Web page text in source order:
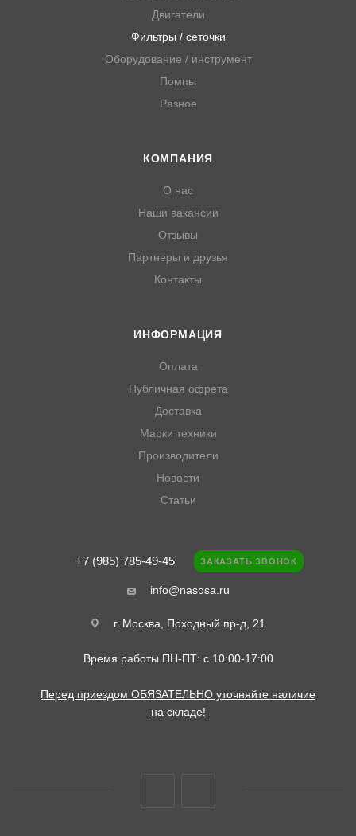
Двигатели
Фильтры / сеточки
Оборудование / инструмент
Помпы
Разное
КОМПАНИЯ
О нас
Наши вакансии
Отзывы
Партнеры и друзья
Контакты
ИНФОРМАЦИЯ
Оплата
Публичная офрета
Доставка
Марки техники
Производители
Новости
Статьи
+7 (985) 785-49-45 ЗАКАЗАТЬ ЗВОНОК
info@nasosa.ru
г. Москва, Походный пр-д, 21
Время работы ПН-ПТ: с 10:00-17:00
Перед приездом ОБЯЗАТЕЛЬНО уточняйте наличие
на складе!